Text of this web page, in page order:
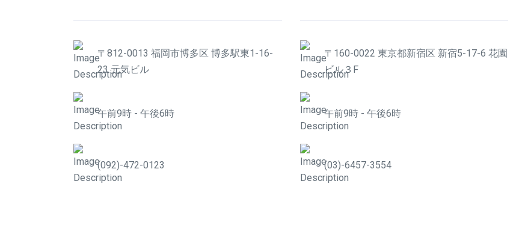
〒812-0013 福岡市博多区 博多駅東1-16-
23 元気ビル
午前9時 - 午後6時
(092)-472-0123
〒160-0022 東京都新宿区 新宿5-17-6 花園
ビル３F
午前9時 - 午後6時
(03)-6457-3554